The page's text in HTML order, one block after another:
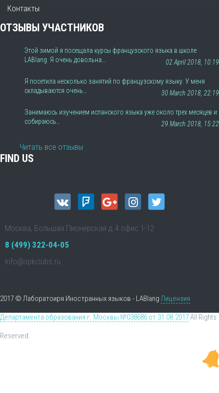
Контакты
ОТЗЫВЫ УЧАСТНИКОВ
Этой зимой я посещала курсы французского языка в школе
LABlang. Я очень довольна…
02 April 2018, 10:19
Я посетила несколько занятий по французскому языку. У меня
складываются очень…
30 March 2018, 22:19
Занимаюсь изучением испанского языка уже около трех месяцев и
собираюсь…
29 March 2018, 15:22
Читать все отзывы
FIND US
Москва, Большая Пионерская д.4 офис 1-12
8 (499) 322-04-05
info@spkclubs.ru
2017 © Лаборатоиря Иностранных языков - LABlang Лицензия
Департамента образования г. Москвы №038686 от 31.08.2017All Rights
Reserved.